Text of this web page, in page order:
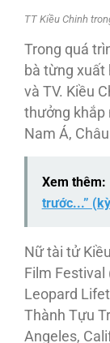
TT Kiều Chinh
Trong quá
bà từng xuất
và TV. Kiều
thưởng khắp
Nam Á,
Xem thêm:
trước...”
Nữ tài tử
Film Festival
Leopard
Thành Tựu
Angeles,